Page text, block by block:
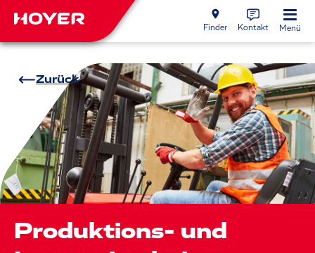
Finder Kontakt Menü
Zurück
Produktions- und